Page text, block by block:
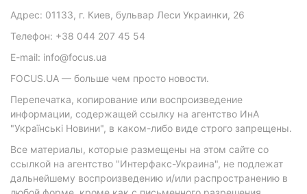
Адрес: 01133, г. Киев, бульвар Леси Украинки, 26
Телефон: +38 044 207 45 54
E-mail: info@focus.ua
FOCUS.UA — больше чем просто новости.
Перепечатка, копирование или воспроизведение
информации, содержащей ссылку на агентство ИнА
"Українські Новини", в каком-либо виде строго запрещены.
Все материалы, которые размещены на этом сайте со
ссылкой на агентство "Интерфакс-Украина", не подлежат
дальнейшему воспроизведению и/или распространению в